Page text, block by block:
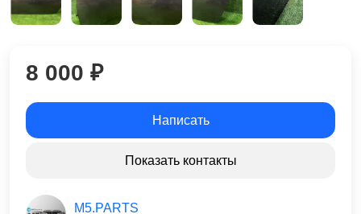
8 000 ₽
Написать
Показать контакты
M5.PARTS